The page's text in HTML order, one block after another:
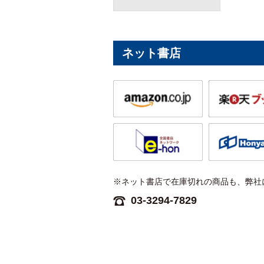
ネット書店
※ネット書店で在庫切れの商品も、弊
03-3294-7829